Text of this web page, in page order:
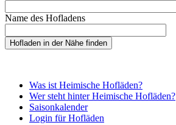
Name des Hofladens
Was ist Heimische Hofläden?
Wer steht hinter Heimische Hofläden?
Saisonkalender
Login für Hofläden